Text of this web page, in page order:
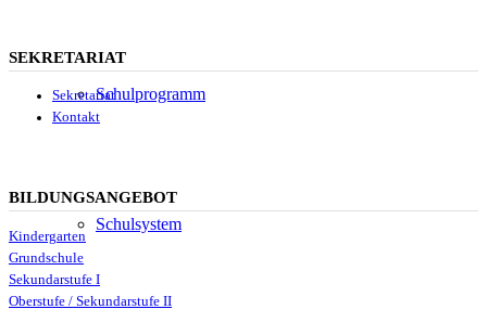
Schulprogramm
Schulsystem
SEKRETARIAT
Sekretariat
Kontakt
BILDUNGSANGEBOT
Kindergarten
Grundschule
Sekundarstufe I
Oberstufe / Sekundarstufe II